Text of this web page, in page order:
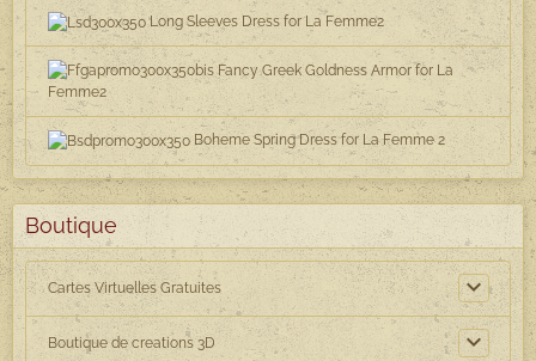
Long Sleeves Dress for La Femme2
Fancy Greek Goldness Armor for La
Femme2
Boheme Spring Dress for La Femme 2
Boutique
Cartes Virtuelles Gratuites
Boutique de creations 3D